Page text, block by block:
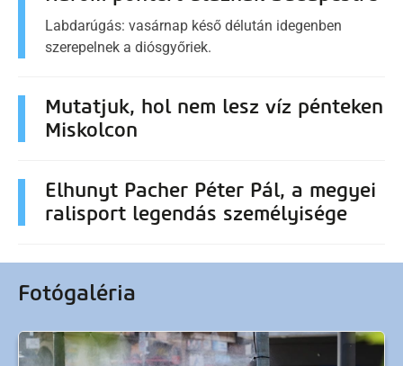
Labdarúgás: vasárnap késő délután idegenben
szerepelnek a diósgyőriek.
Mutatjuk, hol nem lesz víz pénteken
Miskolcon
Elhunyt Pacher Péter Pál, a megyei
ralisport legendás személyisége
Fotógaléria